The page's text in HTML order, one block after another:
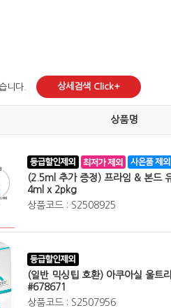
니다. 상세검색 Click+
상품명
(2.5ml 추가 증정) 프라임 & 본드
4ml x 2pkg
상품코드 : S2508925
(일반 믹싱팁 호환) 아쿠아실 울트
#678671
상품코드 : S2507956